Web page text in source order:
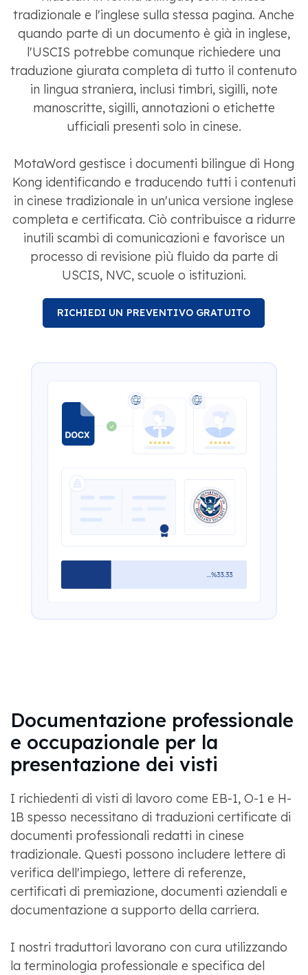
tradizionale e l'inglese sulla stessa pagina. Anche
quando parte di un documento è già in inglese,
l'USCIS potrebbe comunque richiedere una
traduzione giurata completa di tutto il contenuto
in lingua straniera, inclusi timbri, sigilli, note
manoscritte, sigilli, annotazioni o etichette
ufficiali presenti solo in cinese.
MotaWord gestisce i documenti bilingue di Hong
Kong identificando e traducendo tutti i contenuti
in cinese tradizionale in un'unica versione inglese
completa e certificata. Ciò contribuisce a ridurre
inutili scambi di comunicazioni e favorisce un
processo di revisione più fluido da parte di
USCIS, NVC, scuole o istituzioni.
RICHIEDI UN PREVENTIVO GRATUITO
Documentazione professionale
e occupazionale per la
presentazione dei visti
I richiedenti di visti di lavoro come EB-1, O-1 e H-
1B spesso necessitano di traduzioni certificate di
documenti professionali redatti in cinese
tradizionale. Questi possono includere lettere di
verifica dell'impiego, lettere di referenze,
certificati di premiazione, documenti aziendali e
documentazione a supporto della carriera.
I nostri traduttori lavorano con cura utilizzando
la terminologia professionale e specifica del